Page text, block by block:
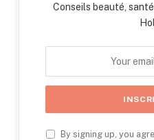
Conseils beauté,
By signing up, you